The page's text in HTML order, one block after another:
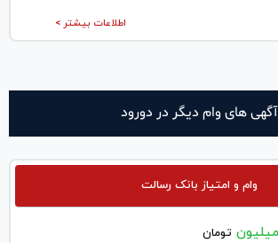
اطلاعات بیشتر >
آگهی های وام دیگر در دورود
وام و امتیاز بانک رسالت
تومان